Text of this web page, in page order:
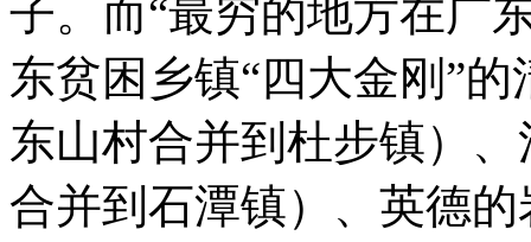
子。而“最穷的地方在广
东贫困乡镇“四大金刚”
东山村合并到杜步镇）
合并到石潭镇）、英德